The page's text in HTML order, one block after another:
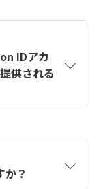
IDとは
？をご確認く
IDアカ
供される
アカウントを
を使用して
？